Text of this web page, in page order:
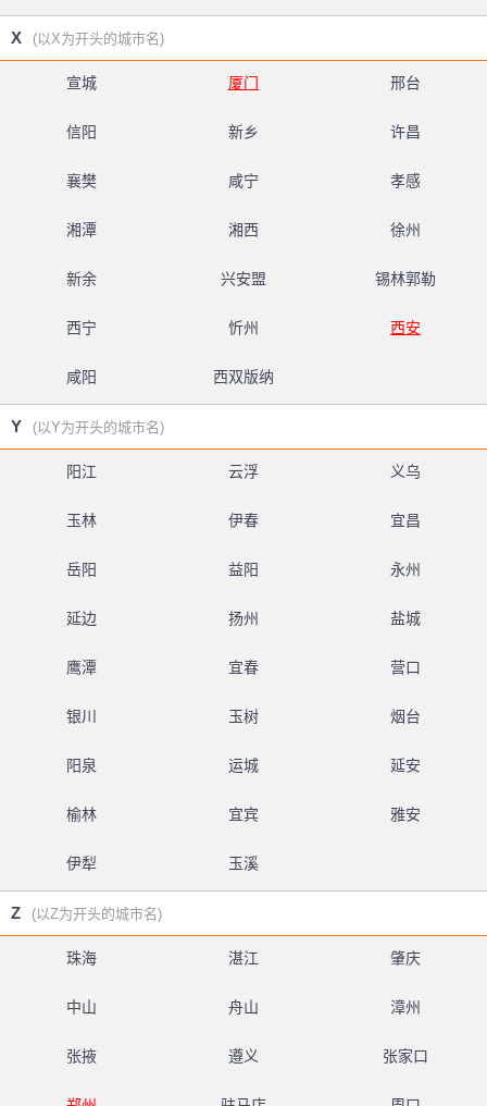
X (以X为开头的城市名)
宣城 厦门 邢台
信阳 新乡 许昌
襄樊 咸宁 孝感
湘潭 湘西 徐州
新余 兴安盟 锡林郭勒
西宁 忻州 西安
咸阳 西双版纳
Y (以Y为开头的城市名)
阳江 云浮 义乌
玉林 伊春 宜昌
岳阳 益阳 永州
延边 扬州 盐城
鹰潭 宜春 营口
银川 玉树 烟台
阳泉 运城 延安
榆林 宜宾 雅安
伊犁 玉溪
Z (以Z为开头的城市名)
珠海 湛江 肇庆
中山 舟山 漳州
张掖 遵义 张家口